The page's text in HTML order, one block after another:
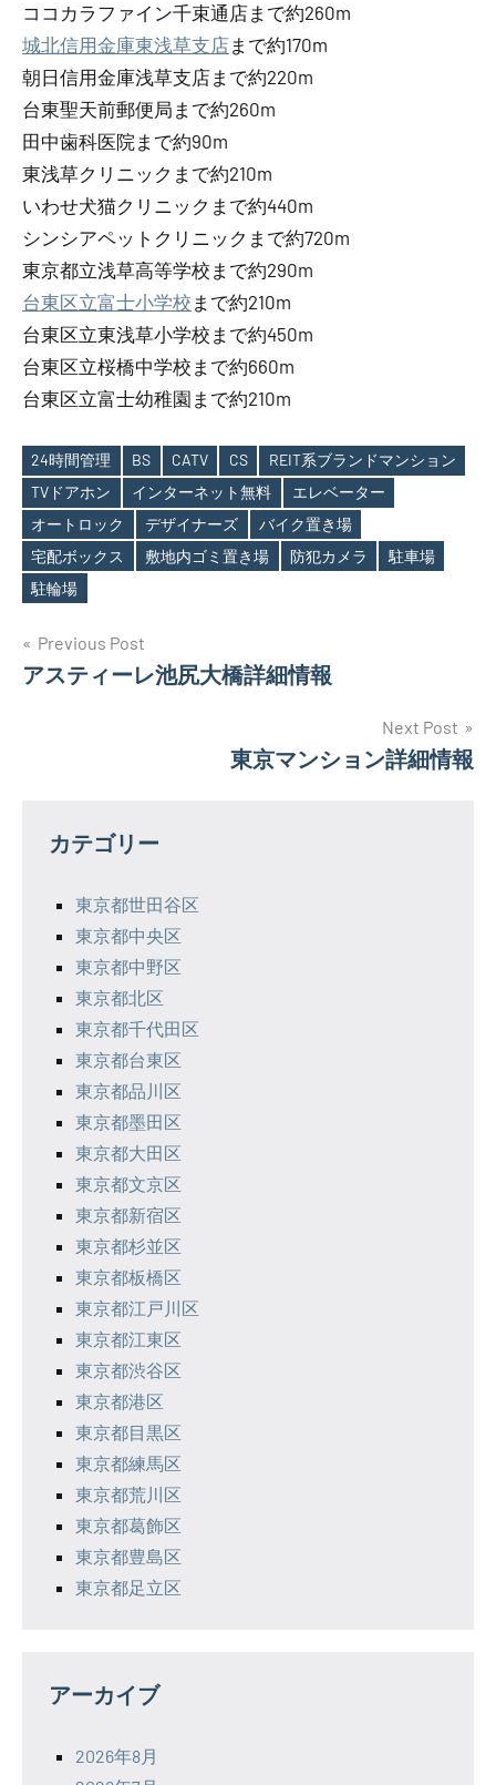
ココカラファイン千束通店まで約260m
城北信用金庫東浅草支店まで約170m
朝日信用金庫浅草支店まで約220m
台東聖天前郵便局まで約260m
田中歯科医院まで約90m
東浅草クリニックまで約210m
いわせ犬猫クリニックまで約440m
シンシアペットクリニックまで約720m
東京都立浅草高等学校まで約290m
台東区立富士小学校 まで約210m
台東区立東浅草小学校まで約450m
台東区立桜橋中学校まで約660m
台東区立富士幼稚園まで約210m
Tags
24時間管理 BS CATV CS
REIT系ブランドマンション
TVドアホン
インターネット無料
エレベーター
オートロック
デザイナーズ
バイク置き場
宅配ボックス
敷地内ゴミ置き場 防犯カメラ
駐車場
駐輪場
投
稿
ー
Previous Post
アスティーレ池尻大橋詳細情報
Next Post
東京マンション詳細情報
カテゴリー
東京都世田谷区
東京都中央区
東京都中野区
東京都北区
東京都千代田区
東京都台東区
東京都品川区
東京都墨田区
東京都大田区
東京都文京区
東京都新宿区
東京都杉並区
東京都板橋区
東京都江戸川区
東京都江東区
東京都渋谷区
東京都港区
東京都目黒区
東京都練馬区
東京都荒川区
東京都葛飾区
東京都豊島区
東京都足立区
アーカイブ
2026年8月